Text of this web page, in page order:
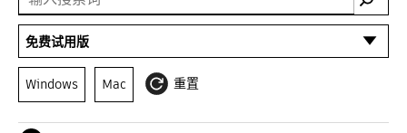
免费试用版
所有产品
Windows Mac 重置